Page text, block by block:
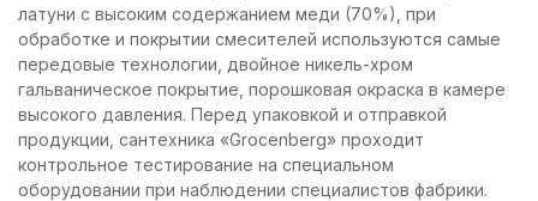
латуни с высоким содержанием меди (70%), при
обработке и покрытии смесителей используются самые
передовые технологии, двойное никель-хром
гальваническое покрытие, порошковая окраска в камере
высокого давления. Перед упаковкой и отправкой
продукции, сантехника «Grocenberg» проходит
контрольное тестирование на специальном
оборудовании при наблюдении специалистов фабрики.